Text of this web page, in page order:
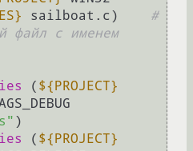
sailboat.c) #
файл с именем
( ${PROJECT}
( ${PROJECT}